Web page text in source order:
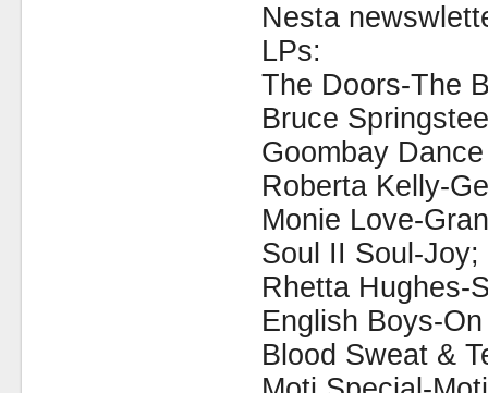
Nesta
LPs:
The Doors-The
Bruce
Goombay
Roberta Kelly-
Monie Love-
Soul II Soul-Joy;
Rhetta Hughes-
English Boys-
Blood Sweat &